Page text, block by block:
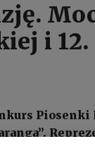
i 12.
występ